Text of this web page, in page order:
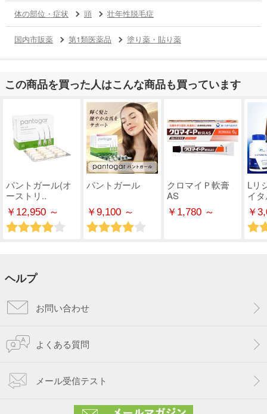
体の部位・症状 頭 壮年性脱毛症
国内市販薬 第1類医薬品 塗り薬・貼り薬
この商品を買った人はこんな商品も買っています
パントガール(オ
ーストリ..
￥12,950 ～
パントガール
￥9,100 ～
クロマイＰ軟膏
AS
￥1,780 ～
Lリ
イ
￥
ヘルプ
お問い合わせ
よくある質問
メール受信テスト